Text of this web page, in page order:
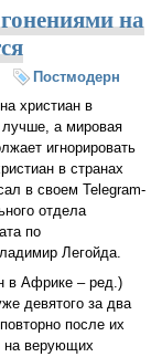
на
Постмодерн
христиан в
а мировая
игнорировать
в странах
в своем Telegram-
отдела
по
Легойда.
в Африке – ред.)
девятого за два
после их
на верующих